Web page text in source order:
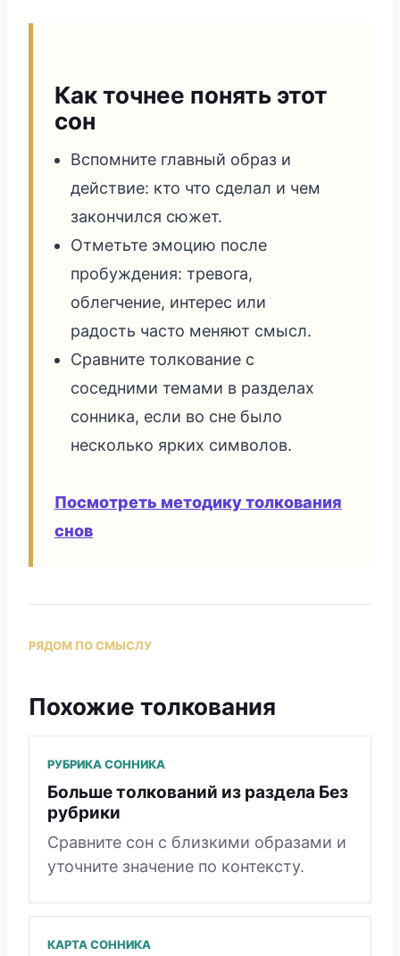
Как точнее понять этот
сон
Вспомните главный образ и
действие: кто что сделал и чем
закончился сюжет.
Отметьте эмоцию после
пробуждения: тревога,
облегчение, интерес или
радость часто меняют смысл.
Сравните толкование с
соседними темами в разделах
сонника, если во сне было
несколько ярких символов.
Посмотреть методику толкования
снов
РЯДОМ ПО СМЫСЛУ
Похожие толкования
РУБРИКА СОННИКА
Больше толкований из раздела Без
рубрики
Сравните сон с близкими образами и
уточните значение по контексту.
КАРТА СОННИКА